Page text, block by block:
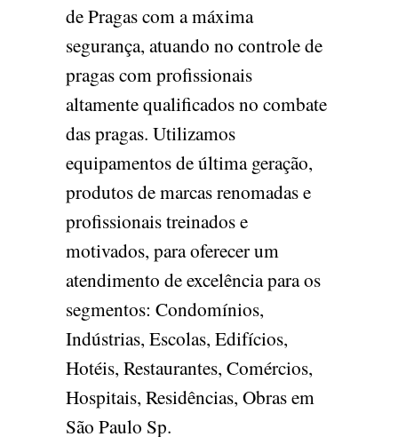
de Pragas com a máxima
segurança, atuando no controle de
pragas com profissionais
altamente qualificados no combate
das pragas. Utilizamos
equipamentos de última geração,
produtos de marcas renomadas e
profissionais treinados e
motivados, para oferecer um
atendimento de excelência para os
segmentos: Condomínios,
Indústrias, Escolas, Edifícios,
Hotéis, Restaurantes, Comércios,
Hospitais, Residências, Obras em
São Paulo Sp.